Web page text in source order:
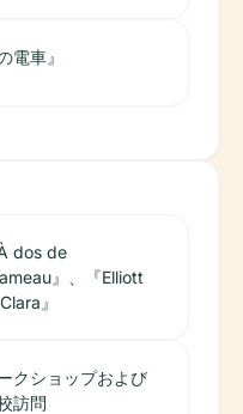
電車』
À dos de
』、『Elliott
』
クショップおよび
訪問